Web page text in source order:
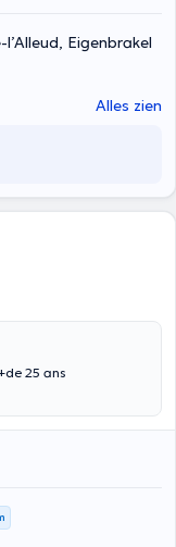
Eigenbrakel
Alles zien
25 ans